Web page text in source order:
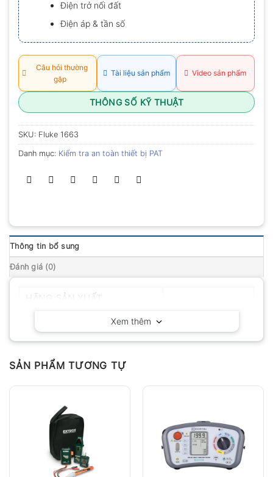
Điện trở nối đất
Điện áp & tần số
Câu hỏi thường
gặp
Tài liệu sản phẩm Video sản phẩm
THÔNG SỐ KỸ THUẬT
SKU: Fluke 1663
Danh mục: Kiểm tra an toàn thiết bị PAT
Thông tin bổ sung
Đánh giá (0)
Xem thêm
SẢN PHẨM TƯƠNG TỰ